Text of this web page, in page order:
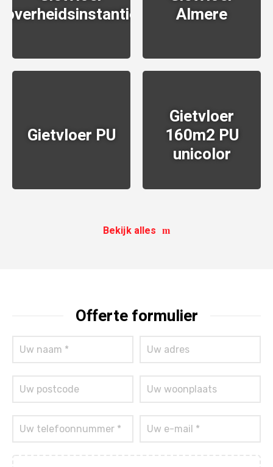
overheidsinstantie
BEKIJKEN
Almere
BEKIJKEN
Gietvloer PU
Gietvloer
160m2 PU
unicolor
BEKIJKEN
Bekijk alles
Offerte formulier